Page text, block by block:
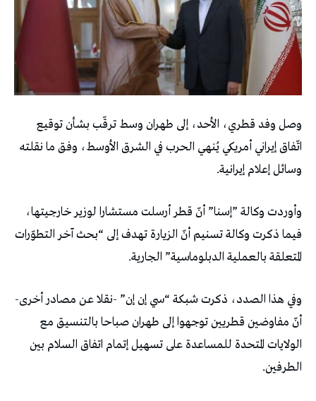
وصل وفد قطري، الأحد، إلى طهران وسط ترقّب بشأن توقيع
اتّفاق إيراني أمريكي يُنهي الحرب في الشرق الأوسط، وفق ما نقلته
وسائل إعلام إيرانية.
وأوردت وكالة ”إسنا” أنّ قطر أرسلت مستشارا لوزير خارجيتها،
فيما ذكرت وكالة تسنيم أنّ الزيارة تهدف إلى “بحث آخر التطوّرات
المتعلقة بالعملية الدبلوماسية” الجارية.
وفي هذا الصدد، ذكرت شبكة “سي إن إن” -نقلا عن مصادر أخرى-
أنّ مفاوضين قطريين توجهوا إلى طهران صباحا بالتنسيق مع
الولايات المتحدة للمساعدة على تسهيل إتمام اتفاق السلام بين
الطرفين.